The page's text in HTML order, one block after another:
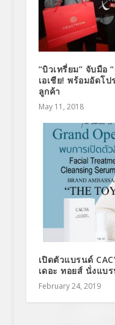
“บิวเทรี่ยม” จับมือ
เอเชีย! พร้อมอัดโ
ลูกค้า
May 11, 2018
เปิดตัวแบรนด์
เดอะ ทอยส์ นั่งแบ
February 24, 2019